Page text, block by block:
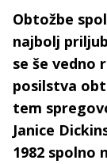
Obtožbe
najbolj
se še vedno
posilstva
tem
Janice
1982 spolno